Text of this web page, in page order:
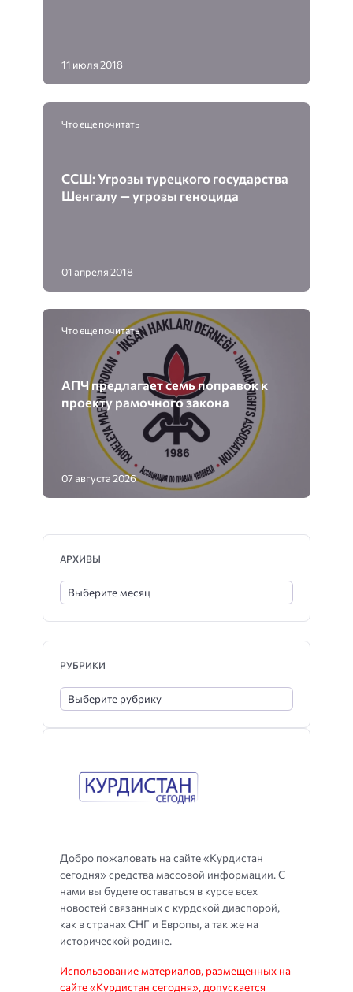
11 июля 2018
Что еще почитать
ССШ: Угрозы турецкого государства
Шенгалу — угрозы геноцида
01 апреля 2018
Что еще почитать
АПЧ предлагает семь поправок к
проекту рамочного закона
07 августа 2026
Добро пожаловать на сайте «Курдистан
сегодня» средства массовой информации. С
нами вы будете оставаться в курсе всех
новостей связанных с курдской диаспорой,
как в странах СНГ и Европы, а так же на
исторической родине.
Использование материалов, размещенных на
сайте «Курдистан сегодня», допускается
АРХИВЫ
РУБРИКИ